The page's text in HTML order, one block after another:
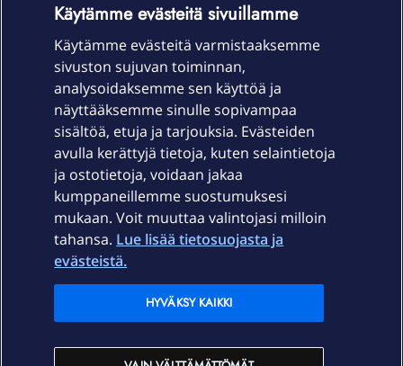
Laitteet & liittymät
Palvelut
Ajankohtaista
Elisa Oyj
In English
Käytämme evästeitä sivuillamme
Käytämme evästeitä varmistaaksemme
sivuston sujuvan toiminnan,
analysoidaksemme sen käyttöä ja
näyttääksemme sinulle sopivampaa
sisältöä, etuja ja tarjouksia. Evästeiden
avulla kerättyjä tietoja, kuten selaintietoja
ja ostotietoja, voidaan jakaa
kumppaneillemme suostumuksesi
mukaan. Voit muuttaa valintojasi milloin
tahansa. Lue lisää tietosuojasta ja
evästeistä.
HYVÄKSY KAIKKI